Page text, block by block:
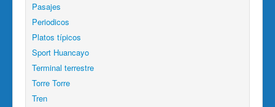
Pasajes
Periodicos
Platos típicos
Sport Huancayo
Terminal terrestre
Torre Torre
Tren